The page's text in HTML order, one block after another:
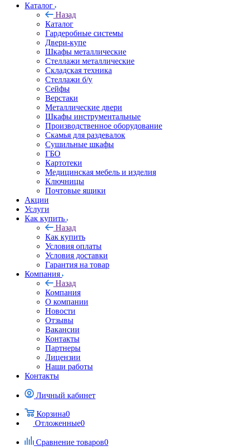
Каталог
Назад
Каталог
Гардеробные системы
Двери-купе
Шкафы металлические
Стеллажи металлические
Складская техника
Стеллажи б/у
Сейфы
Верстаки
Металлические двери
Шкафы инструментальные
Производственное оборудование
Скамья для раздевалок
Сушильные шкафы
ГБО
Картотеки
Медицинская мебель и изделия
Ключницы
Почтовые ящики
Акции
Услуги
Как купить
Назад
Как купить
Условия оплаты
Условия доставки
Гарантия на товар
Компания
Назад
Компания
О компании
Новости
Отзывы
Вакансии
Контакты
Партнеры
Лицензии
Наши работы
Контакты
Личный кабинет
Корзина0
Отложенные0
Сравнение товаров0